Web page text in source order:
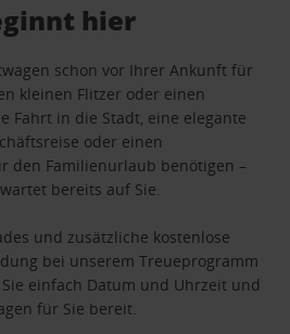
hier
schon vor Ihrer Ankunft für
kleinen Flitzer oder einen
Fahrt in die Stadt, eine elegante
oder einen
den Familienurlaub benötigen –
bereits auf Sie.
und zusätzliche kostenlose
bei unserem Treueprogramm
Sie einfach Datum und Uhrzeit und
für Sie bereit.